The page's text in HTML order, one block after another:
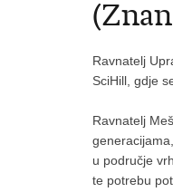
Ravnatelj
SciHill, gdje
Ravnatelj
u područje
te potrebu